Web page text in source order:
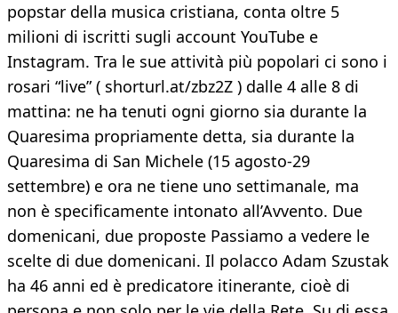
popstar della musica cristiana, conta oltre 5
milioni di iscritti sugli account YouTube e
Instagram. Tra le sue attività più popolari ci sono i
rosari “live” ( shorturl.at/zbz2Z ) dalle 4 alle 8 di
mattina: ne ha tenuti ogni giorno sia durante la
Quaresima propriamente detta, sia durante la
Quaresima di San Michele (15 agosto-29
settembre) e ora ne tiene uno settimanale, ma
non è specificamente intonato all’Avvento. Due
domenicani, due proposte Passiamo a vedere le
scelte di due domenicani. Il polacco Adam Szustak
ha 46 anni ed è predicatore itinerante, cioè di